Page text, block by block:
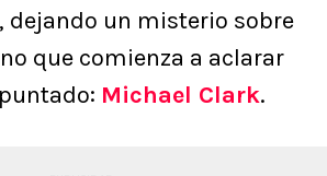
dejando un misterio sobre
que comienza a aclarar
Michael Clark.